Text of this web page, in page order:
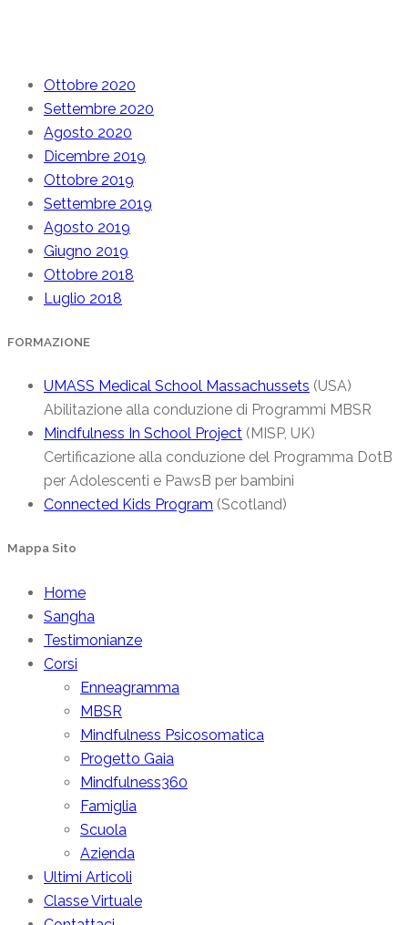
Ottobre 2020
Settembre 2020
Agosto 2020
Dicembre 2019
Ottobre 2019
Settembre 2019
Agosto 2019
Giugno 2019
Ottobre 2018
Luglio 2018
FORMAZIONE
UMASS Medical School Massachussets (USA)
Abilitazione alla conduzione di Programmi MBSR
Mindfulness In School Project (MISP, UK)
Certificazione alla conduzione del Programma DotB
per Adolescenti e PawsB per bambini
Connected Kids Program (Scotland)
Mappa Sito
Home
Sangha
Testimonianze
Corsi
Enneagramma
MBSR
Mindfulness Psicosomatica
Progetto Gaia
Mindfulness360
Famiglia
Scuola
Azienda
Ultimi Articoli
Classe Virtuale